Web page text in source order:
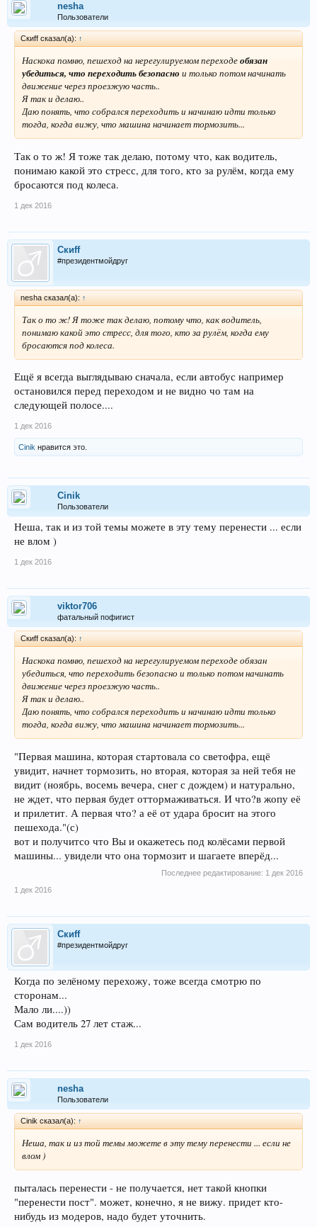
nesha
Пользователи
Скиff сказал(а): ↑
Наскока помню, пешеход на нерегулируемом переходеобязан
убедиться, что переходить безопасно и только потом начинать
движение через проезжую часть..
Я так и делаю..
Даю понять, что собрался переходить и начинаю идти только
тогда, когда вижу, что машина начинает тормозить...
Так о то ж! Я тоже так делаю, потому что, как водитель,
понимаю какой это стресс, для того, кто за рулём, когда ему
бросаются под колеса.
1 дек 2016
Скиff
#президентмойдруг
nesha сказал(а): ↑
Так о то ж! Я тоже так делаю, потому что, как водитель,
понимаю какой это стресс, для того, кто за рулём, когда ему
бросаются под колеса.
Ещё я всегда выглядываю сначала, если автобус например
остановился перед переходом и не видно чо там на
следующей полосе....
1 дек 2016
Cinik нравится это.
Cinik
Пользователи
Неша, так и из той темы можете в эту тему перенести ... если
не влом )
1 дек 2016
viktor706
фатальный пофигист
Скиff сказал(а): ↑
Наскока помню, пешеход на нерегулируемом переходе обязан
убедиться, что переходить безопасно и только потом начинать
движение через проезжую часть..
Я так и делаю..
Даю понять, что собрался переходить и начинаю идти только
тогда, когда вижу, что машина начинает тормозить...
"Первая машина, которая стартовала со светофра, ещё
увидит, начнет тормозить, но вторая, которая за ней тебя не
видит (ноябрь, восемь вечера, снег с дождем) и натурально,
не ждет, что первая будет оттормаживаться. И что?в жопу её
и прилетит. А первая что? а её от удара бросит на этого
пешехода."(с)
вот и получитсо что Вы и окажетесь под колёсами первой
машины... увидели что она тормозит и шагаете вперёд...
Последнее редактирование: 1 дек 2016
1 дек 2016
Скиff
#президентмойдруг
Когда по зелёному перехожу, тоже всегда смотрю по
сторонам...
Мало ли....))
Сам водитель 27 лет стаж...
1 дек 2016
nesha
Пользователи
Cinik сказал(а): ↑
Неша, так и из той темы можете в эту тему перенести ... если не
влом )
пыталась перенести - не получается, нет такой кнопки
"перенести пост". может, конечно, я не вижу. придет кто-
нибудь из модеров, надо будет уточнить.